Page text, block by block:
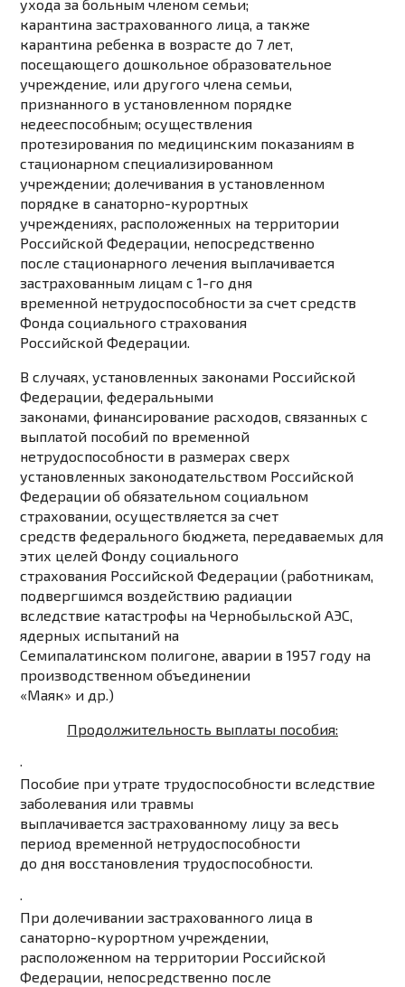
ухода за больным членом семьи;
карантина застрахованного лица, а также
карантина ребенка в возрасте до 7 лет,
посещающего дошкольное образовательное
учреждение, или другого члена семьи,
признанного в установленном порядке
недееспособным; осуществления
протезирования по медицинским показаниям в
стационарном специализированном
учреждении; долечивания в установленном
порядке в санаторно-курортных
учреждениях, расположенных на территории
Российской Федерации, непосредственно
после стационарного лечения выплачивается
застрахованным лицам с 1-го дня
временной нетрудоспособности за счет средств
Фонда социального страхования
Российской Федерации.
В случаях, установленных законами Российской
Федерации, федеральными
законами, финансирование расходов, связанных с
выплатой пособий по временной
нетрудоспособности в размерах сверх
установленных законодательством Российской
Федерации об обязательном социальном
страховании, осуществляется за счет
средств федерального бюджета, передаваемых для
этих целей Фонду социального
страхования Российской Федерации (работникам,
подвергшимся воздействию радиации
вследствие катастрофы на Чернобыльской АЭС,
ядерных испытаний на
Семипалатинском полигоне, аварии в 1957 году на
производственном объединении
«Маяк» и др.)
Продолжительность выплаты пособия:
·
Пособие при утрате трудоспособности вследствие
заболевания или травмы
выплачивается застрахованному лицу за весь
период временной нетрудоспособности
до дня восстановления трудоспособности.
·
При долечивании застрахованного лица в
санаторно-курортном учреждении,
расположенном на территории Российской
Федерации, непосредственно после